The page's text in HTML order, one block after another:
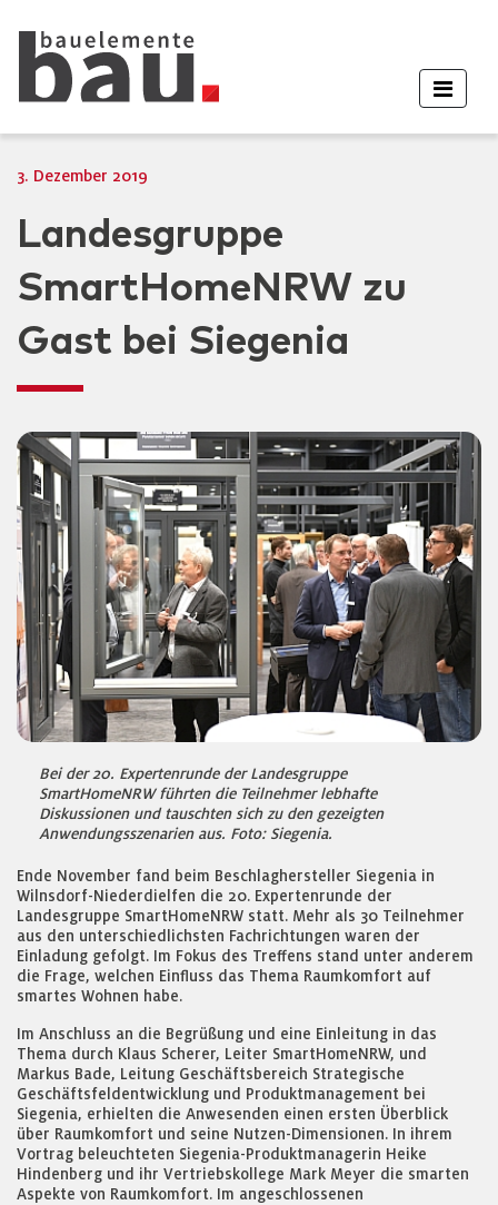
3. Dezember 2019
Landesgruppe
SmartHomeNRW zu
Gast bei Siegenia
Bei der 20. Expertenrunde der Landesgruppe
SmartHomeNRW führten die Teilnehmer lebhafte
Diskussionen und tauschten sich zu den gezeigten
Anwendungsszenarien aus. Foto: Siegenia.
Ende November fand beim Beschlaghersteller Siegenia in
Wilnsdorf-Niederdielfen die 20. Expertenrunde der
Landesgruppe SmartHomeNRW statt. Mehr als 30 Teilnehmer
aus den unterschiedlichsten Fachrichtungen waren der
Einladung gefolgt. Im Fokus des Treffens stand unter anderem
die Frage, welchen Einfluss das Thema Raumkomfort auf
smartes Wohnen habe.
Im Anschluss an die Begrüßung und eine Einleitung in das
Thema durch Klaus Scherer, Leiter SmartHomeNRW, und
Markus Bade, Leitung Geschäftsbereich Strategische
Geschäftsfeldentwicklung und Produktmanagement bei
Siegenia, erhielten die Anwesenden einen ersten Überblick
über Raumkomfort und seine Nutzen-Dimensionen. In ihrem
Vortrag beleuchteten Siegenia-Produktmanagerin Heike
Hindenberg und ihr Vertriebskollege Mark Meyer die smarten
Aspekte von Raumkomfort. Im angeschlossenen